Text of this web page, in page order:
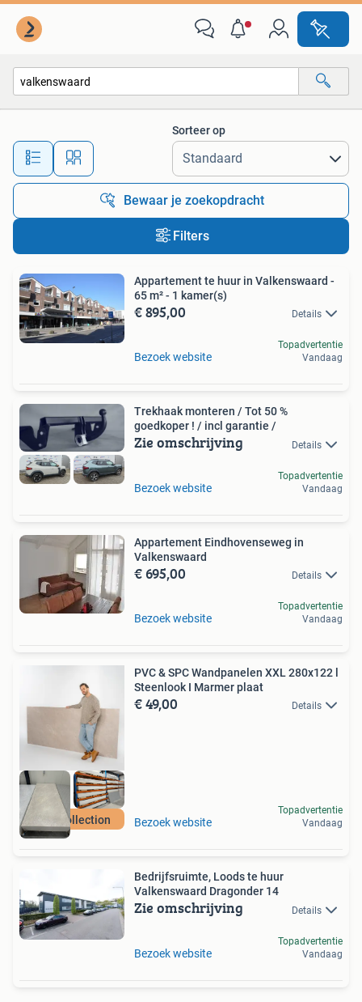
Alle afstanden…
Sorteer op
Bewaar je zoekopdracht
Filters
Appartement te huur in Valkenswaard -
65 m² - 1 kamer(s)
€ 895,00 Details
Bezoek website
Topadvertentie
Vandaag
Trekhaak monteren / Tot 50 %
goedkoper ! / incl garantie /
Zie omschrijving Details
Bezoek website
Topadvertentie
Vandaag
Appartement Eindhovenseweg in
Valkenswaard
€ 695,00 Details
Bezoek website
Topadvertentie
Vandaag
New Collection
PVC & SPC Wandpanelen XXL 280x122 l
Steenlook I Marmer plaat
€ 49,00 Details
Bezoek website
Topadvertentie
Vandaag
Bedrijfsruimte, Loods te huur
Valkenswaard Dragonder 14
Zie omschrijving Details
Bezoek website
Topadvertentie
Vandaag